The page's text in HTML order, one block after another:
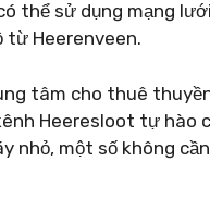
thể sử dụng mạng
từ Heerenveen.
tâm cho thuê
Heeresloot tự hào
nhỏ, một số không